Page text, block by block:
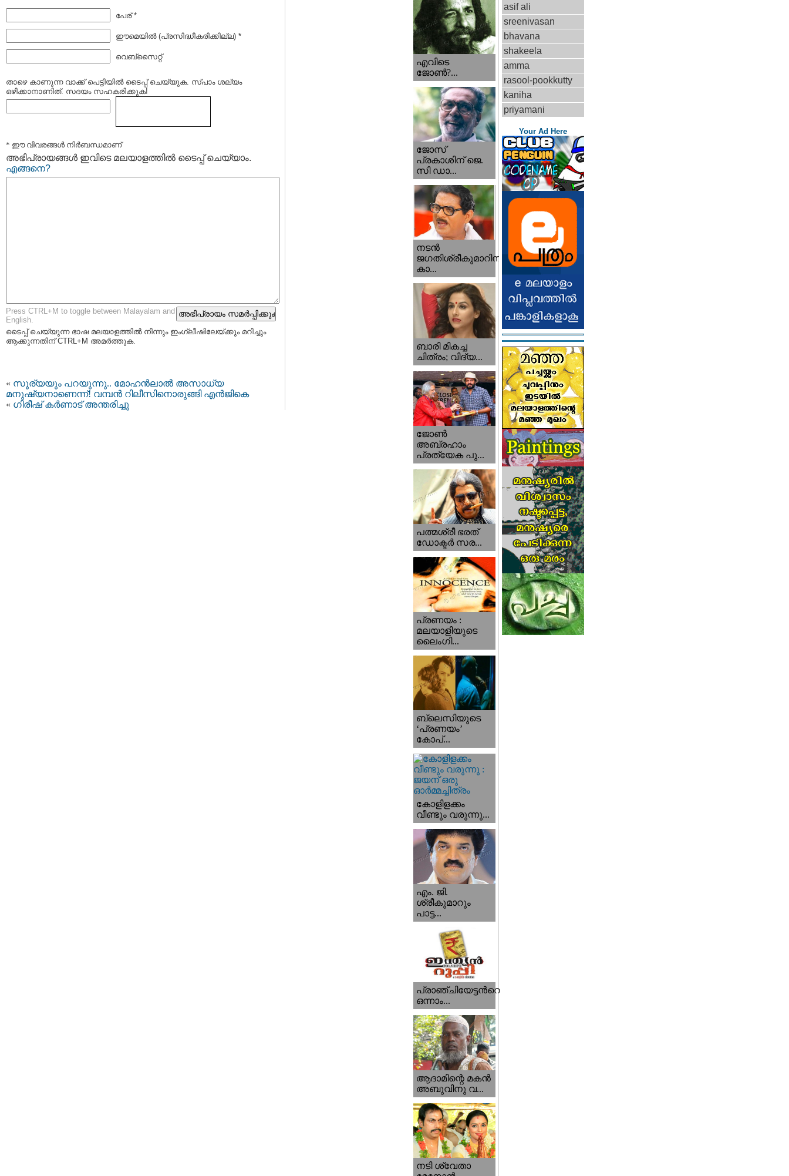
പേര് *
ഈമെയില്‍ (പ്രസിദ്ധീകരിക്കില്ല) *
വെബ്സൈറ്റ്
താഴെ കാണുന്ന വാക്ക് പെട്ടിയില്‍ ടൈപ്പ്‌ ചെയ്യുക. സ്പാം ശല്യം
ഒഴിക്കാനാണിത്. സദയം സഹകരിക്കുക!
* ഈ വിവരങ്ങള്‍ നിര്‍ബന്ധമാണ്
അഭിപ്രായങ്ങള്‍ ഇവിടെ മലയാളത്തില്‍ ടൈപ്പ് ചെയ്യാം.
എങ്ങനെ?
Press CTRL+M to toggle between Malayalam and
English.
ടൈപ്പ്‌ ചെയ്യുന്ന ഭാഷ മലയാളത്തില്‍ നിന്നും ഇംഗ്ലീഷിലേയ്ക്കും മറിച്ചും
ആക്കുന്നതിന് CTRL+M അമര്‍ത്തുക.
« സൂര്യയും പറയുന്നു.. മോഹന്‍ലാല്‍ അസാധ്യ
മനുഷ്യനാണെന്ന്! വമ്പന്‍ റിലീസിനൊരുങ്ങി എന്‍ജികെ
« ഗിരീഷ് കര്‍ണാട് അന്തരിച്ചു
എവിടെ
ജോണ്‍?...
ജോസ്
പ്രകാശിന് ജെ.
സി ഡാ...
നടന്‍
ജഗതിശ്രീകുമാറിനു
കാ...
ബാരി മികച്ച
ചിത്രം; വിദ്യ...
ജോണ്‍
അബ്രഹാം
പ്രത്യേക പു...
പത്മശ്രീ ഭരത്
ഡോക്ടര്‍ സര...
പ്രണയം :
മലയാളിയുടെ
ലൈംഗി...
ബ്ലെസിയുടെ
‘പ്രണയം’
കോപ്...
കോളിളക്കം
വീണ്ടും വരുന്നു...
എം. ജി.
ശ്രീകുമാറും
പാട്ട...
പ്രാഞ്ചിയേട്ടന്‍റെ
ഒന്നാം...
ആദാമിന്റെ മകന്‍
അബുവിനു വ...
നടി ശ്വേതാ
asif ali
sreenivasan
bhavana
shakeela
amma
rasool-pookkutty
kaniha
priyamani
Your Ad Here